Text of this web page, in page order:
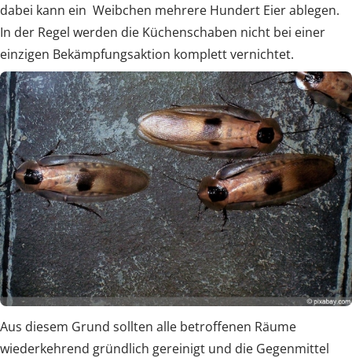
dabei kann ein Weibchen mehrere Hundert Eier ablegen.
In der Regel werden die Küchenschaben nicht bei einer
einzigen Bekämpfungsaktion komplett vernichtet.
Aus diesem Grund sollten alle betroffenen Räume
wiederkehrend gründlich gereinigt und die Gegenmittel